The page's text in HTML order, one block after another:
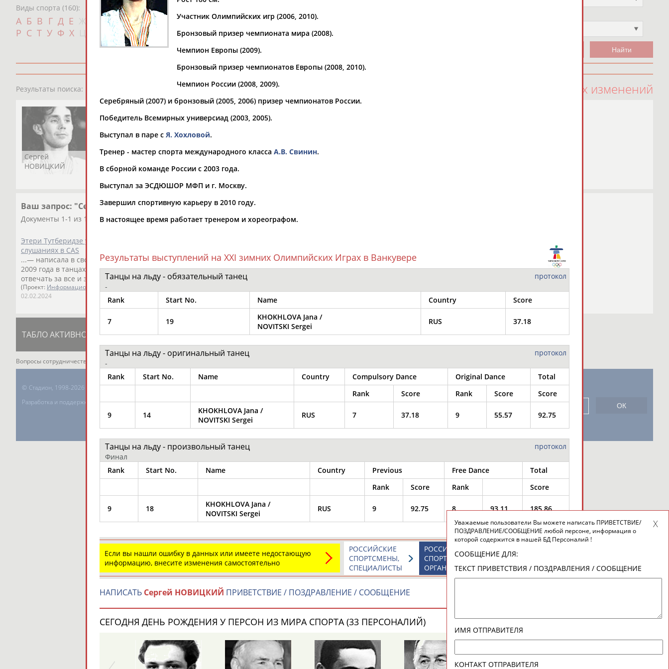
Виды спорта (160):
А Б В Г Д Е И К Л М Н
П
Р С Т У Ф Х Щ Э Ю
Дата рождения
Результаты поиска: 100 последних изменений
Сергей
НОВИЦКИЙ
Ваш запрос: "Сергей НОВИЦКИЙ"
Документы 1-1 из 1 найденных уникальных документов
Этери Тутберидзе усомнилась в качественной защите фигуристки Камилы Валиевой на
слушаниях в CAS
...— написала в своем Telegram-канале Рудковская.Сергей Новицкий, чемпион Европы
2009 года в танцах на льду: ... ...али карьеру. Но как-то так получается, что она должна
отвечать за все и за всех", — приводит словаНовицкогоRT. ...
(Проект: Информационное агентство СТАДИОН
02.02.2024
ТАБЛО АКТИВНОСТИ ЦЕЛИ ПРОЕКТА КОНТАКТЫ НАШИ КНОПКИ РЕКЛАМА
Вопросы сотрудничества и совместной деятельности
© Стадион, 1998-2026
Разработка и поддержка ООО НАИТ «Стадион»
Адресов в новостной рассылке: 996
Подпишись
Участник Олимпийских игр (2006, 2010).
Бронзовый призер чемпионата мира (2008).
Чемпион Европы (2009).
Бронзовый призер чемпионатов Европы (2008, 2010).
Чемпион России (2008, 2009).
Серебряный (2007) и бронзовый (2005, 2006) призер чемпионатов России.
Победитель Всемирных универсиад (2003, 2005).
Выступал в паре с Я. Хохловой.
Тренер - мастер спорта международного класса А.В. Свинин.
В сборной команде России с 2003 года.
Выступал за ЭСДЮШОР МФП и г. Москву.
Завершил спортивную карьеру в 2010 году.
В настоящее время работает тренером и хореографом.
Результаты выступлений на XXI зимних Олимпийских Играх в Ванкувере
протокол
Танцы на льду - обязательный танец
-
Rank
Start No. Name Country Score
7 19 KHOKHLOVA Jana /
NOVITSKI Sergei
RUS 37.18
протокол
Танцы на льду - оригинальный танец
-
Rank
Start No. Name Country Compulsory Dance Original Dance
Total
Rank
Score Rank Score Score
9 14 KHOKHLOVA Jana /
NOVITSKI Sergei
RUS 7 37.18 9 55.57 92.75
протокол
Танцы на льду - произвольный танец
Финал
Rank
Start No. Name Country Previous Free Dance
Total
Rank
Score Rank Score
9 18 KHOKHLOVA Jana /
NOVITSKI Sergei
RUS 9 92.75 8 93.11 185.86
Если вы нашли ошибку в данных или имеете недостающую
информацию, внесите изменения самостоятельно
НОВОСТИ И
КОММЕНТАРИИ
РОССИЙСКИЕ
СПОРТИВНЫЕ
ОРГАНИЗАЦИИ
РОССИЙСКИЕ
СПОРТСМЕНЫ,
СПЕЦИАЛИСТЫ
НАПИСАТЬ Сергей НОВИЦКИЙ ПРИВЕТСТВИЕ / ПОЗДРАВЛЕНИЕ / СООБЩЕНИЕ
СЕГОДНЯ ДЕНЬ РОЖДЕНИЯ У ПЕРСОН ИЗ МИРА СПОРТА (33 ПЕРСОНАЛИЙ) ВЕСЬ СПИСОК
Уважаемые пользователи Вы можете написать ПРИВЕТСТВИЕ/
ПОЗДРАВЛЕНИЕ/СООБЩЕНИЕ любой персоне, информация о
которой содержится в нашей БД Персоналий !
СООБЩЕНИЕ ДЛЯ:
ТЕКСТ ПРИВЕТСТВИЯ / ПОЗДРАВЛЕНИЯ / СООБЩЕНИЕ
ИМЯ ОТПРАВИТЕЛЯ
КОНТАКТ ОТПРАВИТЕЛЯ